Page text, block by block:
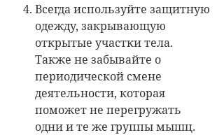
Всегда используйте защитную
одежду, закрывающую
открытые участки тела.
Также не забывайте о
периодической смене
деятельности, которая
поможет не перегружать
одни и те же группы мышц.